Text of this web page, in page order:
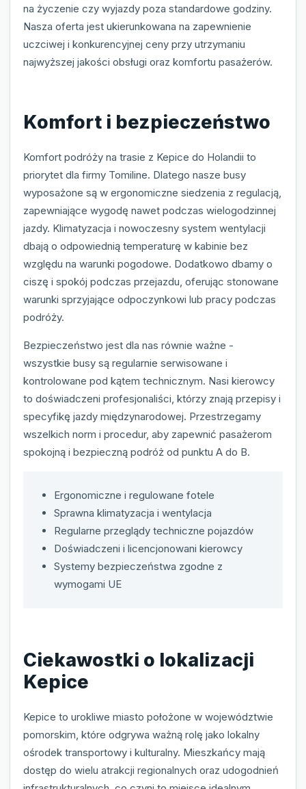
na życzenie czy wyjazdy poza standardowe godziny.
Nasza oferta jest ukierunkowana na zapewnienie
uczciwej i konkurencyjnej ceny przy utrzymaniu
najwyższej jakości obsługi oraz komfortu pasażerów.
Komfort i bezpieczeństwo
Komfort podróży na trasie z Kepice do Holandii to
priorytet dla firmy Tomiline. Dlatego nasze busy
wyposażone są w ergonomiczne siedzenia z regulacją,
zapewniające wygodę nawet podczas wielogodzinnej
jazdy. Klimatyzacja i nowoczesny system wentylacji
dbają o odpowiednią temperaturę w kabinie bez
względu na warunki pogodowe. Dodatkowo dbamy o
ciszę i spokój podczas przejazdu, oferując stonowane
warunki sprzyjające odpoczynkowi lub pracy podczas
podróży.
Bezpieczeństwo jest dla nas równie ważne -
wszystkie busy są regularnie serwisowane i
kontrolowane pod kątem technicznym. Nasi kierowcy
to doświadczeni profesjonaliści, którzy znają przepisy i
specyfikę jazdy międzynarodowej. Przestrzegamy
wszelkich norm i procedur, aby zapewnić pasażerom
spokojną i bezpieczną podróż od punktu A do B.
Ergonomiczne i regulowane fotele
Sprawna klimatyzacja i wentylacja
Regularne przeglądy techniczne pojazdów
Doświadczeni i licencjonowani kierowcy
Systemy bezpieczeństwa zgodne z
wymogami UE
Ciekawostki o lokalizacji
Kepice
Kepice to urokliwe miasto położone w województwie
pomorskim, które odgrywa ważną rolę jako lokalny
ośrodek transportowy i kulturalny. Mieszkańcy mają
dostęp do wielu atrakcji regionalnych oraz udogodnień